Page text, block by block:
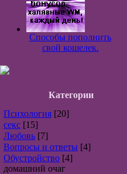
Способы пополнить
свой кошелек.
Категории
Психология [20]
секс [15]
Любовь [7]
Вопросы и ответы [4]
Обустройство [4]
домашний очаг